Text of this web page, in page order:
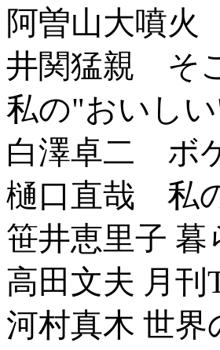
阿曽山大噴
井関猛親 そ
私の"おいし
白澤卓二 ボ
樋口直哉 私
笹井恵里子
高田文夫 月
河村真木 世界